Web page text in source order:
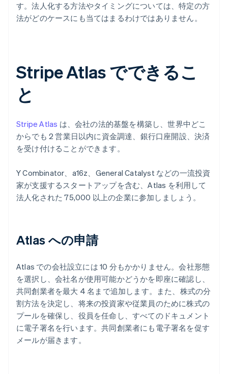
す。法人化する方法やタイミングについては、特定の方
法がどのケースにも当てはまるわけではありません。
Stripe Atlas でできるこ
と
Stripe Atlas は、会社の法的基盤を構築し、世界中どこ
からでも 2 営業日以内に資金調達、銀行口座開設、決済
を受け付けることができます。
Y Combinator、a16z、General Catalyst などの一流投資
家が支援するスタートアップを含む、Atlas を利用して
法人化された 75,000 以上の企業に参加しましょう。
Atlas への申請
Atlas での会社設立には 10 分もかかりません。会社形態
を選択し、会社名が使用可能かどうかを即座に確認し、
共同創業者を最大 4 名まで追加します。また、株式の分
割方法を決定し、将来の投資家や従業員のために株式の
プールを確保し、役員を任命し、すべてのドキュメント
に電子署名を行います。共同創業者にも電子署名を促す
メールが届きます。